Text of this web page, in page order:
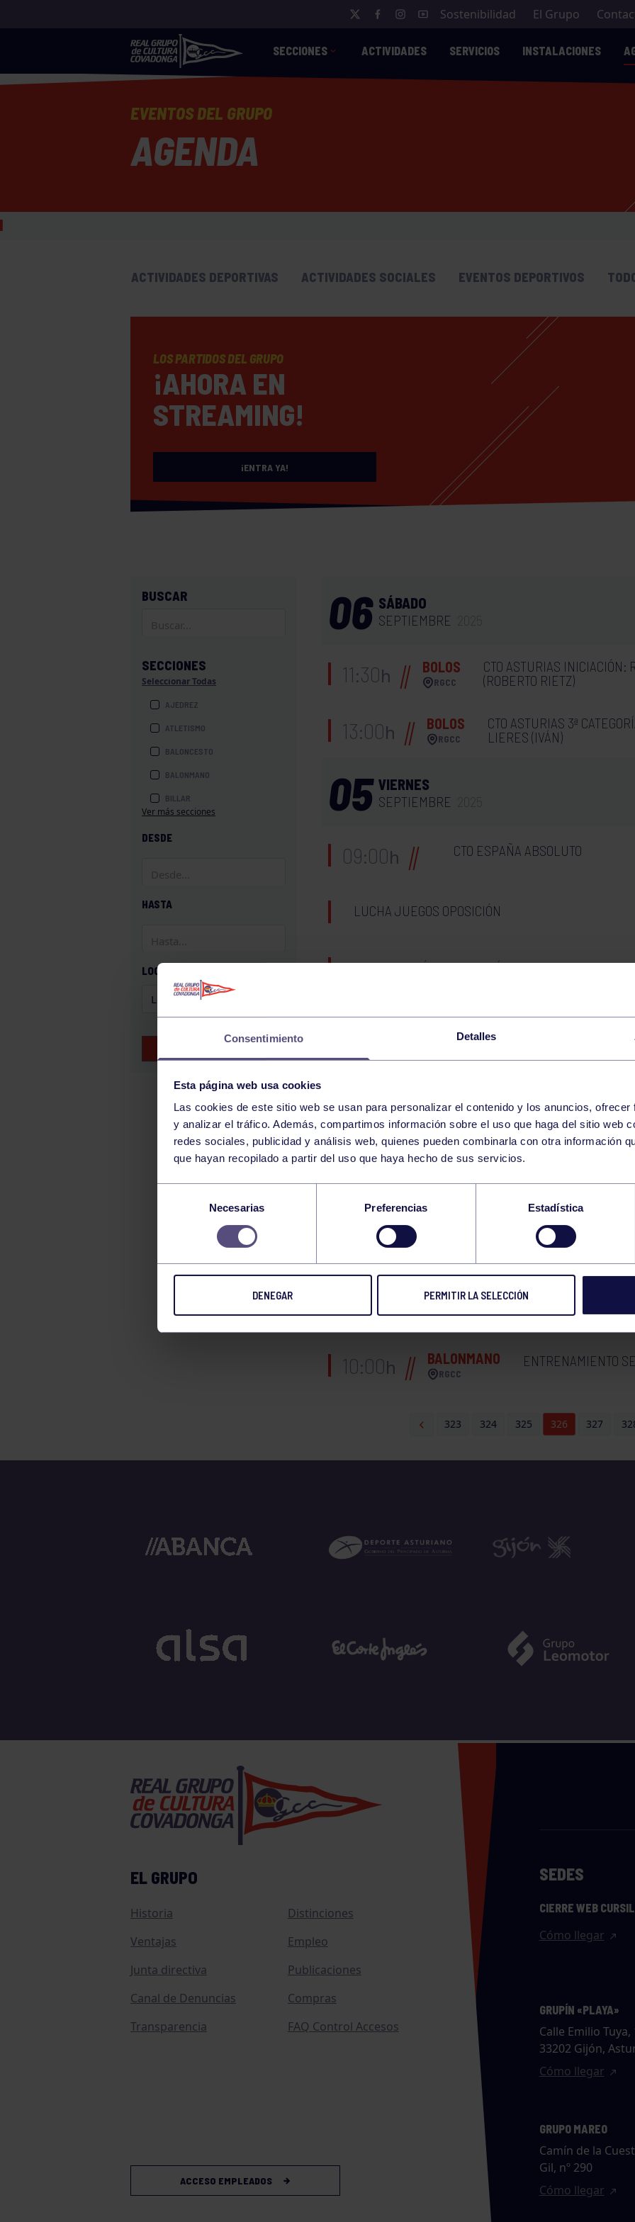
Consentimiento Detalles
Esta página web usa cookies
Las cookies de este sitio web se usan para personalizar el contenido y los anuncios,
y analizar el tráfico. Además, compartimos información sobre el uso que haga del sitio web
redes sociales, publicidad y análisis web, quienes pueden combinarla con otra información
que hayan recopilado a partir del uso que haya hecho de sus servicios.
consentimiento
Necesarias Preferencias Estadística
DENEGAR PERMITIR LA SELECCIÓN
Sostenibilidad El Grupo
SECCIONES ACTIVIDADES SERVICIOS INSTALACIONES
EVENTOS DEL GRUPO
AGENDA
ACTIVIDADES DEPORTIVAS ACTIVIDADES SOCIALES EVENTOS DEPORTIVOS
LOS PARTIDOS DEL GRUPO
¡AHORA EN
STREAMING!
¡ENTRA YA!
BUSCAR
SECCIONES
Seleccionar Todas
AJEDREZ
ATLETISMO
BALONCESTO
BALONMANO
BILLAR
BOXEO
GAF
GAM
HALTEROFILIA
MONTAÑA
NATACIÓN
SURF
TIRO CON ARCO
VELA
Ver más secciones
DESDE
HASTA
LOCALIZACIÓN
06 SÁBADO
SEPTIEMBRE
11:30h BOLOS
RGCC
CTO ASTURIAS INICIACIÓN:
(ROBERTO RIETZ)
13:00h BOLOS
RGCC
CTO ASTURIAS 3ª
LIERES (IVÁN)
05 VIERNES
SEPTIEMBRE
09:00h CTO ESPAÑA ABSOLUTO
LUCHA JUEGOS OPOSICIÓN
XXVII MARATÓN DE PARCHÍS 2025
CORE 9:00-9:30 GIMNASIO
18:00h
BALONCESTO
20:00h BALONCESTO
RGCC
BALONCESTO
(SALAMANCA)
10:00h BALONMANO
RGCC
ENTRENAMIENTO
323 324 325 326 327
EL GRUPO
Historia
Distinciones
Ventajas
Empleo
Junta directiva
Publicaciones
Canal de Denuncias
Compras
Transparencia
FAQ Control Accesos
ACCESO EMPLEADOS
SEDES
CIERRE WEB
Cómo llegar
GRUPÍN «PLAYA»
Calle Emilio Tuya,
33202 Gijón,
Cómo llegar
GRUPO MAREO
Camín de la
Gil, nº 290
Cómo llegar